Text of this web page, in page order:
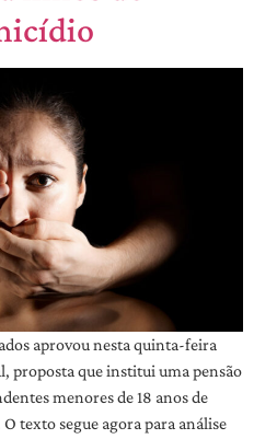
aprovou nesta quinta-feira
proposta que institui uma pensão
menores de 18 anos de
texto segue agora para análise